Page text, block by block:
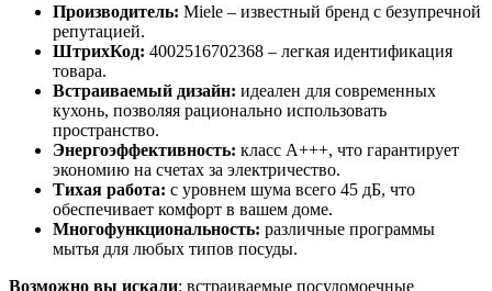
Производитель: Miele – известный бренд с безупречной
репутацией.
ШтрихКод: 4002516702368 – легкая идентификация
товара.
Встраиваемый дизайн: идеален для современных
кухонь, позволяя рационально использовать
пространство.
Энергоэффективность: класс A+++, что гарантирует
экономию на счетах за электричество.
Тихая работа: с уровнем шума всего 45 дБ, что
обеспечивает комфорт в вашем доме.
Многофункциональность: различные программы
мытья для любых типов посуды.
Возможно вы искали: встраиваемые посудомоечные